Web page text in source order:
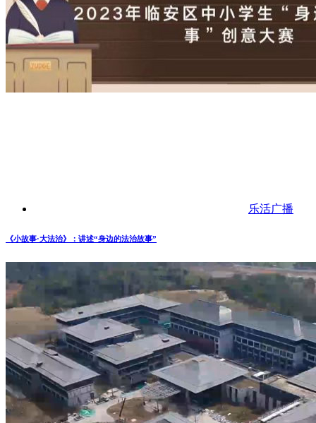
乐活广播
《小故事·大法治》：讲述“身边的法治故事”